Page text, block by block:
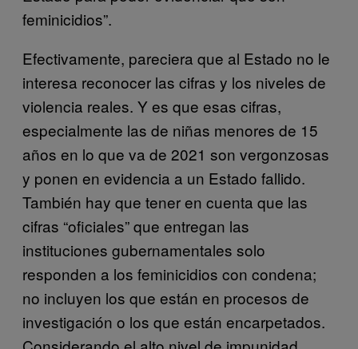
feminicidios”.
Efectivamente, pareciera que al Estado no le
interesa reconocer las cifras y los niveles de
violencia reales. Y es que esas cifras,
especialmente las de niñas menores de 15
años en lo que va de 2021 son vergonzosas
y ponen en evidencia a un Estado fallido.
También hay que tener en cuenta que las
cifras “oficiales” que entregan las
instituciones gubernamentales solo
responden a los feminicidios con condena;
no incluyen los que están en procesos de
investigación o los que están encarpetados.